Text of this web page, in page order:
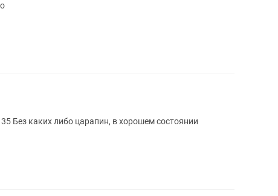
Без каких либо царапин, в хорошем состоянии